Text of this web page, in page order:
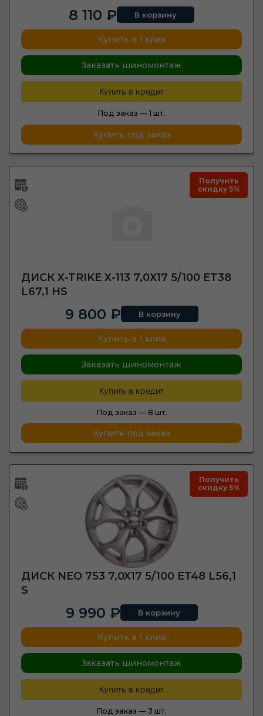
8 110 ₽ В корзину
Купить в 1 клик
Заказать шиномонтаж
Купить в кредит
Под заказ — 1 шт.
Купить под заказ
Получить
скидку 5%
ДИСК X-TRIKE X-113 7,0Х17 5/100 ET38
L67,1 HS
9 800 ₽ В корзину
Купить в 1 клик
Заказать шиномонтаж
Купить в кредит
Под заказ — 8 шт.
Купить под заказ
Получить
скидку 5%
ДИСК NEO 753 7,0X17 5/100 ET48 L56,1
S
9 990 ₽ В корзину
Купить в 1 клик
Заказать шиномонтаж
Купить в кредит
Под заказ — 3 шт.